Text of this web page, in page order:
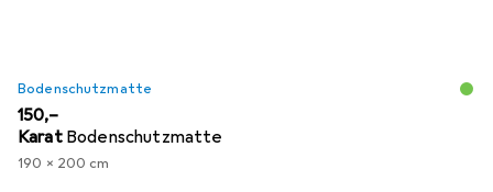
Bodenschutzmatte
EUR
150,–
Karat Bodenschutzmatte
190 x 200 cm